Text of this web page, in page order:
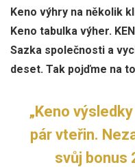
Keno výhry na několik
Keno tabulka výher.
Sazka společnosti a
deset. Tak pojďme na
„Keno
pár vteřin.
svůj bonus